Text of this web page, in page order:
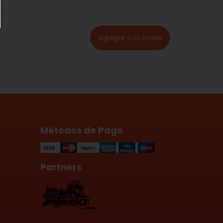
Métodos de Pago
Partners